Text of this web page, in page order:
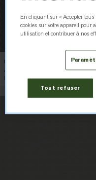
norament 926 stairtread
Ash
Dalle
En cliquant sur « Accepter tous
cookies sur votre appareil pour
utilisation et contribuer à nos
Tout refuser